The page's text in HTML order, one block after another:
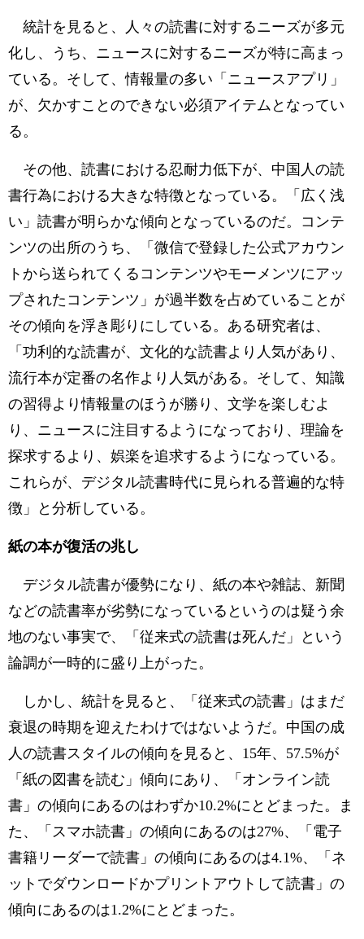
統計を見ると、人々の読書に対するニーズが多元
化し、うち、ニュースに対するニーズが特に高まっ
ている。そして、情報量の多い「ニュースアプリ」
が、欠かすことのできない必須アイテムとなってい
る。
その他、読書における忍耐力低下が、中国人の読
書行為における大きな特徴となっている。「広く浅
い」読書が明らかな傾向となっているのだ。コンテ
ンツの出所のうち、「微信で登録した公式アカウン
トから送られてくるコンテンツやモーメンツにアッ
プされたコンテンツ」が過半数を占めていることが
その傾向を浮き彫りにしている。ある研究者は、
「功利的な読書が、文化的な読書より人気があり、
流行本が定番の名作より人気がある。そして、知識
の習得より情報量のほうが勝り、文学を楽しむよ
り、ニュースに注目するようになっており、理論を
探求するより、娯楽を追求するようになっている。
これらが、デジタル読書時代に見られる普遍的な特
徴」と分析している。
紙の本が復活の兆し
デジタル読書が優勢になり、紙の本や雑誌、新聞
などの読書率が劣勢になっているというのは疑う余
地のない事実で、「従来式の読書は死んだ」という
論調が一時的に盛り上がった。
しかし、統計を見ると、「従来式の読書」はまだ
衰退の時期を迎えたわけではないようだ。中国の成
人の読書スタイルの傾向を見ると、15年、57.5%が
「紙の図書を読む」傾向にあり、「オンライン読
書」の傾向にあるのはわずか10.2%にとどまった。ま
た、「スマホ読書」の傾向にあるのは27%、「電子
書籍リーダーで読書」の傾向にあるのは4.1%、「ネ
ットでダウンロードかプリントアウトして読書」の
傾向にあるのは1.2%にとどまった。